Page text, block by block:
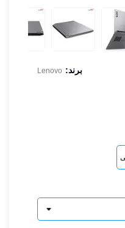
برند: Lenovo